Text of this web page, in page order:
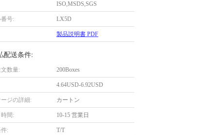
ISO,MSDS,SGS
号: LX5D
製品説明書 PDF
配送条件:
数量: 200Boxes
4.64USD-6.92USD
ジの詳細: カートン
間: 10-15 営業日
: T/T